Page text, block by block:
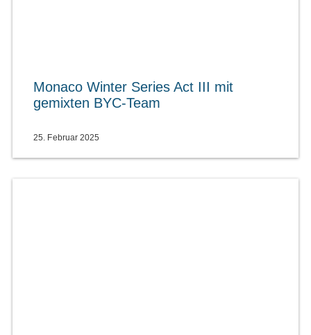
Monaco Winter Series Act III mit
gemixten BYC-Team
25. Februar 2025